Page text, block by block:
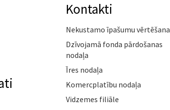
Kontakti
Nekustamo īpašumu vērtēšana
Dzīvojamā fonda pārdošanas
nodaļa
Īres nodaļa
Komercplatību nodaļa
Vidzemes filiāle